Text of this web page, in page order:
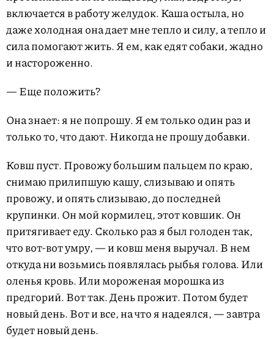
включается в работу желудок. Каша остыла, но
даже холодная она дает мне тепло и силу, а тепло и
сила помогают жить. Я ем, как едят собаки, жадно
и настороженно.
— Еще положить?
Она знает: я не попрошу. Я ем только один раз и
только то, что дают. Никогда не прошу добавки.
Ковш пуст. Провожу большим пальцем по краю,
снимаю прилипшую кашу, слизываю и опять
провожу, и опять слизываю, до последней
крупинки. Он мой кормилец, этот ковшик. Он
притягивает еду. Сколько раз я был голоден так,
что вот-вот умру, — и ковш меня выручал. В нем
откуда ни возьмись появлялась рыбья голова. Или
оленья кровь. Или мороженая морошка из
предгорий. Вот так. День прожит. Потом будет
новый день. Вот и все, на что я надеялся, — завтра
будет новый день.